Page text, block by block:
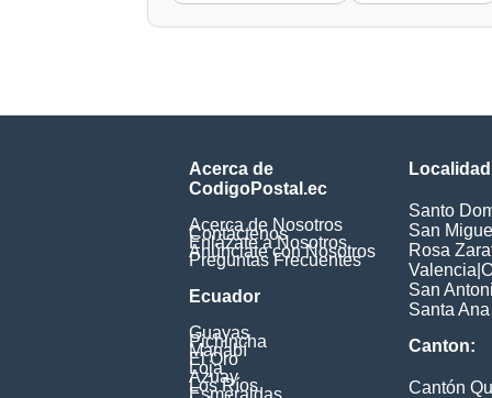
Acerca de
CodigoPostal.ec
Acerca de Nosotros
Contáctenos
Enlázate a Nosotros
Anúnciate con Nosotros
Preguntas Frecuentes
Ecuador
Guayas
Pichincha
Manabí
El Oro
Loja
Azuay
Los Ríos
Santo
San
Rosa
Valencia
San
Santa
Canton:
Cantón